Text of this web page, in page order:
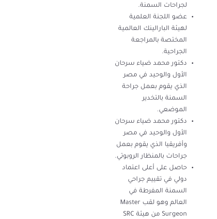
لجراحات السمنة.
عضو اللجنة العلمية
لهيئة البارالينك العالمية
المختصة بالمراجعة
الجراحية.
دكتور محمد ضياء سرحان
الأول والوحيد في مصر
الذي يقوم بعمل جراحة
السمنة بالتخدير
الموضعي.
دكتور محمد ضياء سرحان
الأول والوحيد في مصر
وأفريقيا الذي يقوم بعمل
جراحات بالمنظار الروبوتي.
حاصل على أعلى اعتماد
دولي في تقييم جراحي
السمنة المفرطة في
العالم وهو لقب Master
Surgeon من هيئة SRC